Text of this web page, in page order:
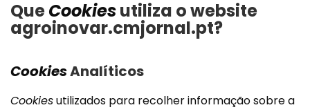
QueCookiesutiliza o website
agroinovar.cmjornal.pt?
CookiesAnalíticos
Cookiesutilizados para recolher informação sobre a